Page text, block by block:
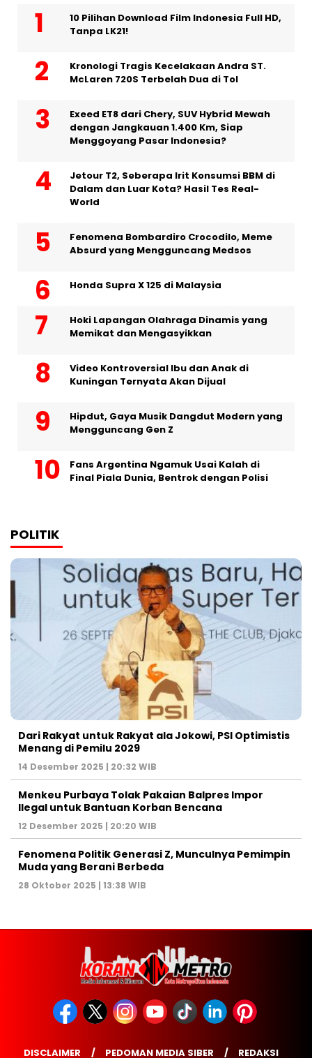
10 Pilihan Download Film Indonesia Full HD,
Tanpa LK21!
Kronologi Tragis Kecelakaan Andra ST.
McLaren 720S Terbelah Dua di Tol
Exeed ET8 dari Chery, SUV Hybrid Mewah
dengan Jangkauan 1.400 Km, Siap
Menggoyang Pasar Indonesia?
Jetour T2, Seberapa Irit Konsumsi BBM di
Dalam dan Luar Kota? Hasil Tes Real-
World
Fenomena Bombardiro Crocodilo, Meme
Absurd yang Mengguncang Medsos
Honda Supra X 125 di Malaysia
Hoki Lapangan Olahraga Dinamis yang
Memikat dan Mengasyikkan
Video Kontroversial Ibu dan Anak di
Kuningan Ternyata Akan Dijual
Hipdut, Gaya Musik Dangdut Modern yang
Mengguncang Gen Z
Fans Argentina Ngamuk Usai Kalah di
Final Piala Dunia, Bentrok dengan Polisi
POLITIK
Dari Rakyat untuk Rakyat ala Jokowi, PSI Optimistis
Menang di Pemilu 2029
14 Desember 2025 | 20:32 WIB
Menkeu Purbaya Tolak Pakaian Balpres Impor
Ilegal untuk Bantuan Korban Bencana
12 Desember 2025 | 20:20 WIB
Fenomena Politik Generasi Z, Munculnya Pemimpin
Muda yang Berani Berbeda
28 Oktober 2025 | 13:38 WIB
DISCLAIMER PEDOMAN MEDIA SIBER REDAKSI